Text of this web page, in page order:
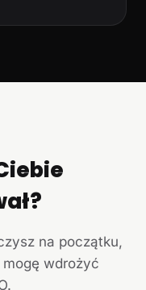
na początku,
wdrożyć